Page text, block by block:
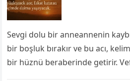
Sevgi dolu bir anneannenin
bir boşluk bırakır ve bu acı,
bir hüznü beraberinde getirir.